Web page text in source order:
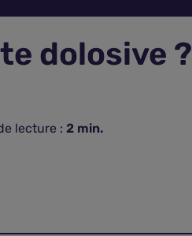
dolosive ?
lecture : 2 min.